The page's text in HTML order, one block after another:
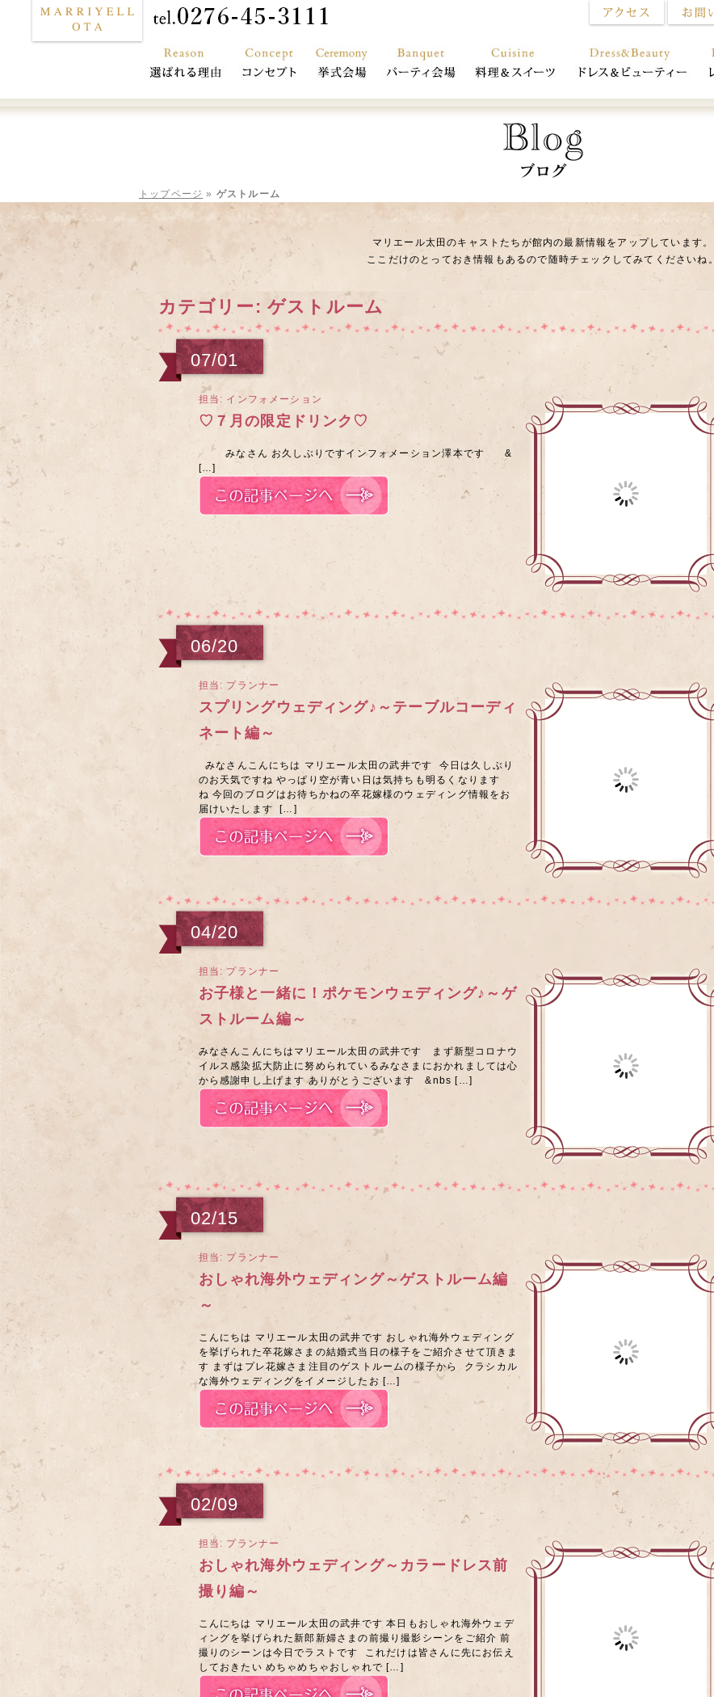
プラン フェア
トップページ » ゲストルーム
マリエール太田のキャストたちが館内の最新情報をアップしています。
ここだけのとっておき情報もあるので随時チェックしてみてくださいね。
カテゴリー: ゲストルーム
07/01
担当: インフォメーション
♡７月の限定ドリンク♡
みなさん お久しぶりですインフォメーション澤本です &
[…]
06/20
担当: プランナー
スプリングウェディング♪～テーブルコーディ
ネート編～
みなさんこんにちは マリエール太田の武井です 今日は久しぶり
のお天気ですね やっぱり空が青い日は気持ちも明るくなります
ね 今回のブログはお待ちかねの卒花嫁様のウェディング情報をお
届けいたします […]
04/20
担当: プランナー
お子様と一緒に！ポケモンウェディング♪～ゲ
ストルーム編～
みなさんこんにちはマリエール太田の武井です まず新型コロナウ
イルス感染拡大防止に努められているみなさまにおかれましては心
から感謝申し上げます ありがとうございます &nbs […]
02/15
担当: プランナー
おしゃれ海外ウェディング～ゲストルーム編
～
こんにちは マリエール太田の武井です おしゃれ海外ウェディング
を挙げられた卒花嫁さまの結婚式当日の様子をご紹介させて頂きま
す まずはプレ花嫁さま注目のゲストルームの様子から クラシカル
な海外ウェディングをイメージしたお […]
02/09
担当: プランナー
おしゃれ海外ウェディング～カラードレス前
撮り編～
こんにちは マリエール太田の武井です 本日もおしゃれ海外ウェデ
ィングを挙げられた新郎新婦さまの前撮り撮影シーンをご紹介 前
撮りのシーンは今日でラストです これだけは皆さんに先にお伝え
しておきたい めちゃめちゃおしゃれで […]